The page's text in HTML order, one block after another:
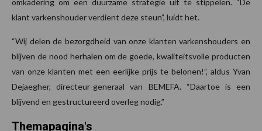
omkadering om een duurzame strategie uit te stippelen. “De
klant varkenshouder verdient deze steun”, luidt het.
“Wij delen de bezorgdheid van onze klanten varkenshouders en
blijven de nood herhalen om de goede, kwaliteitsvolle producten
van onze klanten met een eerlijke prijs te belonen!”, aldus Yvan
Dejaegher, directeur-generaal van BEMEFA. “Daartoe is een
blijvend en gestructureerd overleg nodig.”
Themapagina's